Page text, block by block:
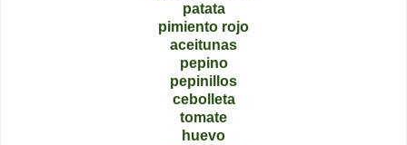
patata
pimiento rojo
aceitunas
pepino
pepinillos
cebolleta
tomate
huevo